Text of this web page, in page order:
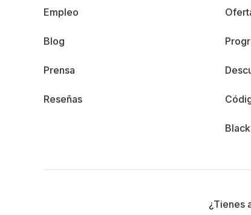
Empleo
Blog
Prensa
Reseñas
¿Tienes